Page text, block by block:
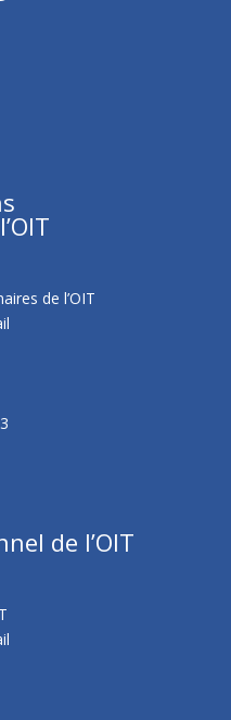
de l’OIT
de l’OIT